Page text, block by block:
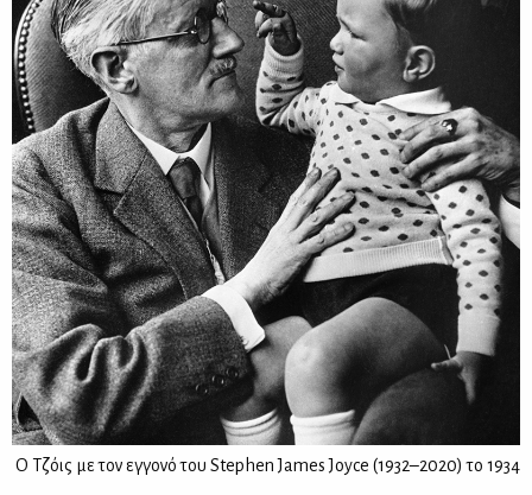
O Tζόις με τον εγγονό του Stephen James Joyce (1932–2020) τo 1934